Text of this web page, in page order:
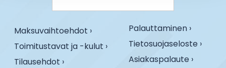
Maksuvaihtoehdot ›
Toimitustavat ja -kulut ›
Tilausehdot ›
Palauttaminen ›
Tietosuojaseloste ›
Asiakaspalaute ›